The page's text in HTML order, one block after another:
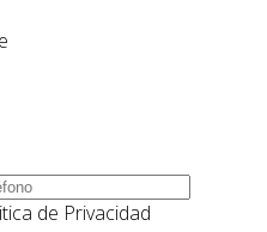
de Privacidad